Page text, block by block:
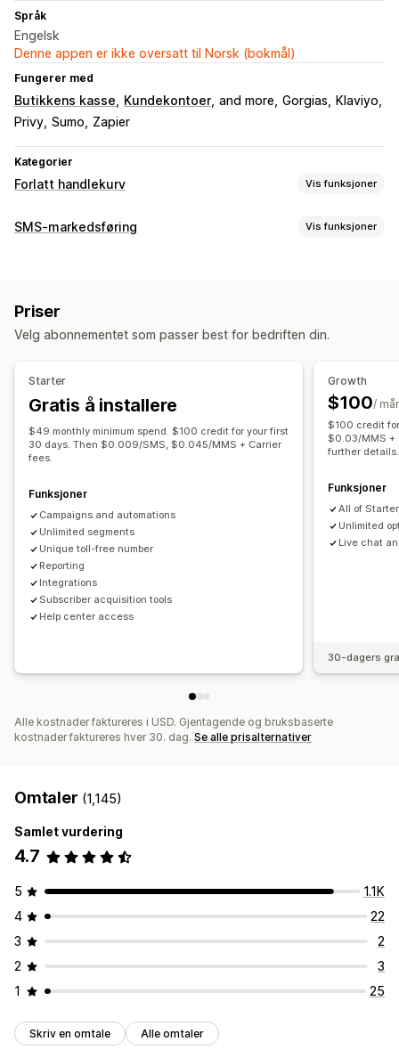
Språk
Engelsk
Denne appen er ikke oversatt til Norsk (bokmål)
Fungerer med
Butikkens kasse Kundekontoer and more Gorgias
Klaviyo
Privy Sumo Zapier
Kategorier
Forlatt handlekurv Vis funksjoner
Gjeninnhenting av handlekurv
Popup-bygger
SMS-markedsføring Vis funksjoner
Planlagte meldinger
Segmentering Registrering
Gjeninnhenting av handlekurv
Priser
Velg abonnementet som passer best for bedriften din.
Starter
Gratis å installere
$49 monthly minimum spend. $100 credit for your first
30 days. Then $0.009/SMS, $0.045/MMS + Carrier
fees.
Funksjoner
Campaigns and automations
Unlimited segments
Unique toll-free number
Reporting
Integrations
Subscriber acquisition tools
Help center access
Growth
$100/
$100 credit
$0.03/MMS +
further details.
Funksjoner
All of
Unlimited
Live chat
30-dagers
Alle kostnader faktureres i USD. Gjentagende og bruksbaserte
kostnader faktureres hver 30. dag. Se alle prisalternativer
Omtaler (1,145)
Samlet vurdering
4.7
5
1.1K
4
22
3
2
2
3
1
25
Skriv en omtale Alle omtaler